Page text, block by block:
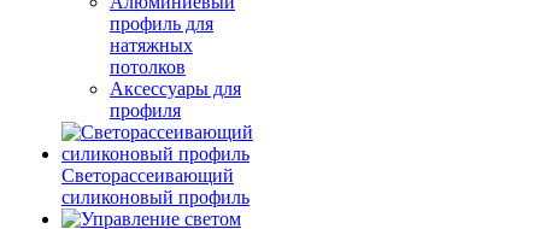
профиль для
натяжных
потолков
Аксессуары для
профиля
Светорассеивающий
силиконовый профиль